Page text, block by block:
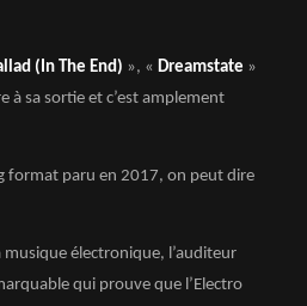
(In The End) », « Dreamstate »
à sa sortie et c’est amplement
format paru en 2017, on peut dire
électronique, l’auditeur
qui prouve que l’Electro